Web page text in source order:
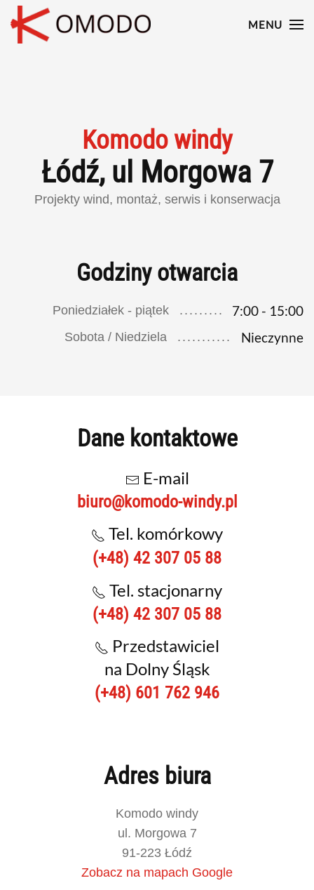
Skip to main content
MENU
Komodo windy
Łódź, ul Morgowa 7
Projekty wind, montaż, serwis i konserwacja
Godziny otwarcia
Poniedziałek - piątek 7:00 - 15:00
Sobota / Niedziela Nieczynne
Dane kontaktowe
E-mail
biuro@komodo-windy.pl
Tel. komórkowy
(+48) 42 307 05 88
Tel. stacjonarny
(+48) 42 307 05 88
Przedstawiciel
na Dolny Śląsk
(+48) 601 762 946
Adres biura
Komodo windy
ul. Morgowa 7
91-223 Łódź
Zobacz na mapach Google